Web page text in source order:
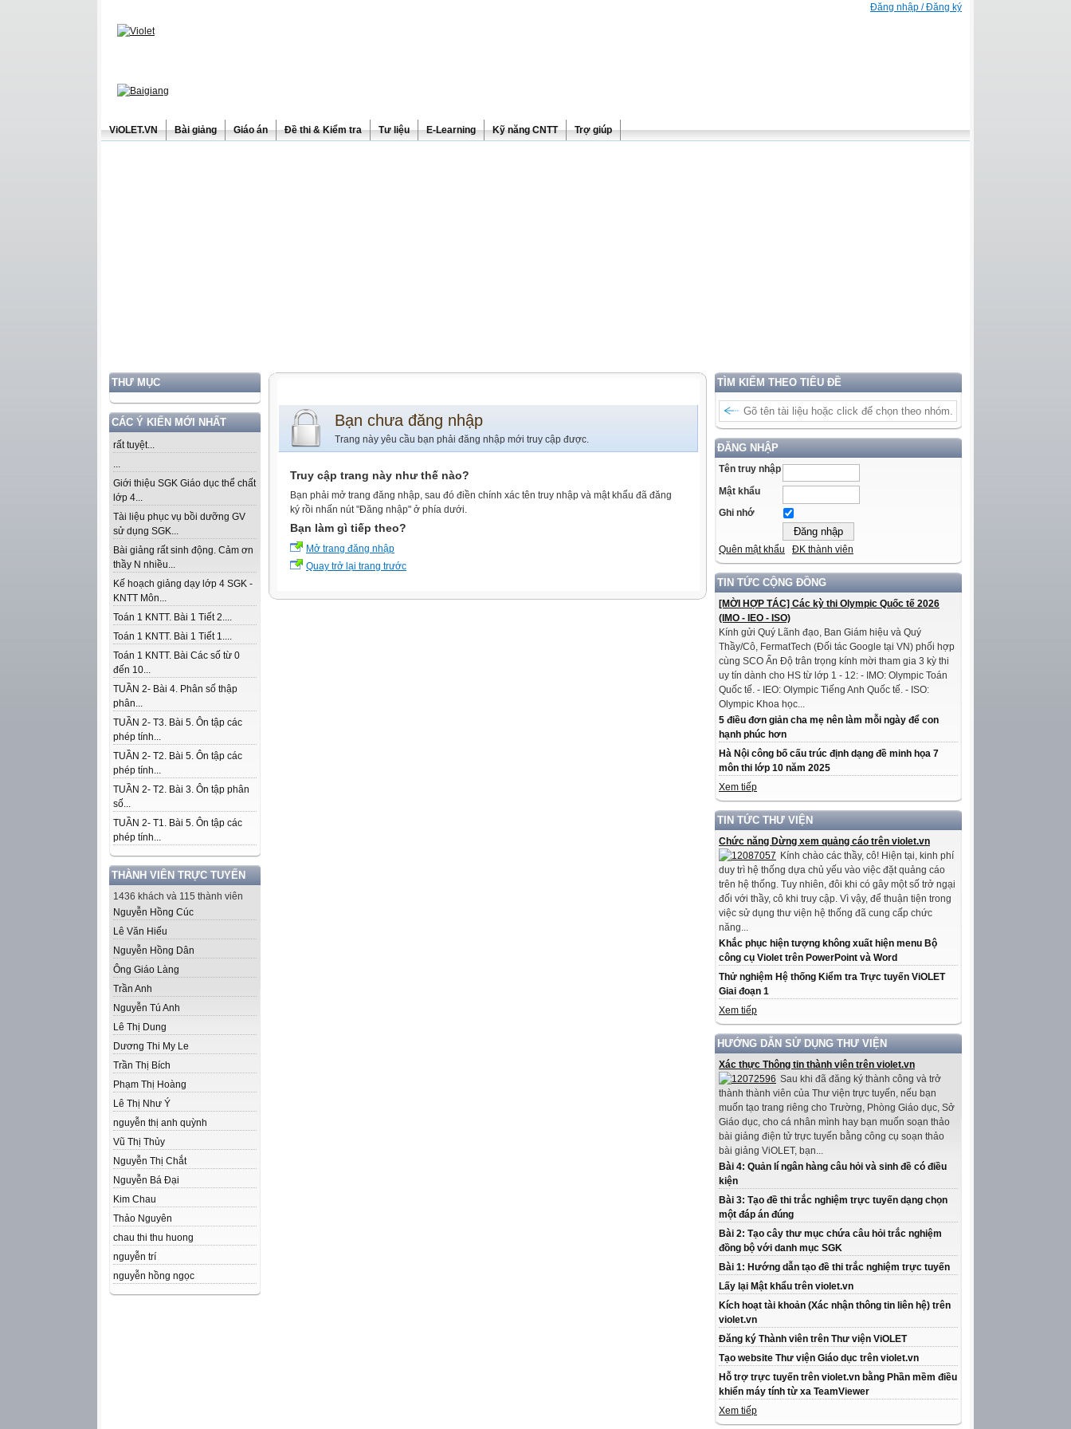
Đăng nhập / Đăng ký
ViOLET.VN Bài giảng Giáo án Đề thi & Kiểm tra Tư liệu E-Learning Kỹ năng CNTT Trợ giúp
THƯ MỤC
CÁC Ý KIẾN MỚI NHẤT
rất tuyệt...
...
Giới thiệu SGK Giáo dục thể chất
lớp 4...
Tài liệu phục vụ bồi dưỡng GV
sử dụng SGK...
Bài giảng rất sinh động. Cảm ơn
thầy N nhiều...
Kế hoạch giảng dạy lớp 4 SGK -
KNTT Môn...
Toán 1 KNTT. Bài 1 Tiết 2....
Toán 1 KNTT. Bài 1 Tiết 1....
Toán 1 KNTT. Bài Các số từ 0
đến 10...
TUẦN 2- Bài 4. Phân số thập
phân...
TUẦN 2- T3. Bài 5. Ôn tập các
phép tính...
TUẦN 2- T2. Bài 5. Ôn tập các
phép tính...
TUẦN 2- T2. Bài 3. Ôn tập phân
số...
TUẦN 2- T1. Bài 5. Ôn tập các
phép tính...
THÀNH VIÊN TRỰC TUYẾN
1436 khách và 115 thành viên
Nguyễn Hồng Cúc
Lê Văn Hiếu
Nguyễn Hồng Dân
Ông Giáo Làng
Trần Anh
Nguyễn Tú Anh
Lê Thị Dung
Dương Thi My Le
Trần Thị Bích
Phạm Thị Hoàng
Lê Thị Như Ý
nguyễn thị anh quỳnh
Vũ Thị Thủy
Nguyễn Thị Chắt
Nguyễn Bá Đại
Kim Chau
Thảo Nguyên
chau thi thu huong
nguyễn trí
nguyễn hồng ngọc
TÌM KIẾM THEO TIÊU ĐỀ
ĐĂNG NHẬP
Tên truy nhập
Mật khẩu
Ghi nhớ
Quên mật khẩu ĐK thành viên
TIN TỨC CỘNG ĐỒNG
[MỜI HỢP TÁC] Các kỳ thi Olympic Quốc tế 2026
(IMO - IEO - ISO)
Kính gửi Quý Lãnh đạo, Ban Giám hiệu và Quý
Thầy/Cô, FermatTech (Đối tác Google tại VN) phối hợp
cùng SCO Ấn Độ trân trọng kính mời tham gia 3 kỳ thi
uy tín dành cho HS từ lớp 1 - 12: - IMO: Olympic Toán
Quốc tế. - IEO: Olympic Tiếng Anh Quốc tế. - ISO:
Olympic Khoa học...
5 điều đơn giản cha mẹ nên làm mỗi ngày để con
hạnh phúc hơn
Hà Nội công bố cấu trúc định dạng đề minh họa 7
môn thi lớp 10 năm 2025
Xem tiếp
TIN TỨC THƯ VIỆN
Chức năng Dừng xem quảng cáo trên violet.vn
Kính chào các thầy, cô! Hiện tại, kinh phí
duy trì hệ thống dựa chủ yếu vào việc đặt quảng cáo
trên hệ thống. Tuy nhiên, đôi khi có gây một số trở ngại
đối với thầy, cô khi truy cập. Vì vậy, để thuận tiện trong
việc sử dụng thư viện hệ thống đã cung cấp chức
năng...
Khắc phục hiện tượng không xuất hiện menu Bộ
công cụ Violet trên PowerPoint và Word
Thử nghiệm Hệ thống Kiểm tra Trực tuyến ViOLET
Giai đoạn 1
Xem tiếp
HƯỚNG DẪN SỬ DỤNG THƯ VIỆN
Xác thực Thông tin thành viên trên violet.vn
Sau khi đã đăng ký thành công và trở
thành thành viên của Thư viện trực tuyến, nếu bạn
muốn tạo trang riêng cho Trường, Phòng Giáo dục, Sở
Giáo dục, cho cá nhân mình hay bạn muốn soạn thảo
bài giảng điện tử trực tuyến bằng công cụ soạn thảo
bài giảng ViOLET, bạn...
Bài 4: Quản lí ngân hàng câu hỏi và sinh đề có điều
kiện
Bài 3: Tạo đề thi trắc nghiệm trực tuyến dạng chọn
một đáp án đúng
Bài 2: Tạo cây thư mục chứa câu hỏi trắc nghiệm
đồng bộ với danh mục SGK
Bài 1: Hướng dẫn tạo đề thi trắc nghiệm trực tuyến
Lấy lại Mật khẩu trên violet.vn
Kích hoạt tài khoản (Xác nhận thông tin liên hệ) trên
violet.vn
Đăng ký Thành viên trên Thư viện ViOLET
Tạo website Thư viện Giáo dục trên violet.vn
Hỗ trợ trực tuyến trên violet.vn bằng Phần mềm điều
khiển máy tính từ xa TeamViewer
Xem tiếp
Bạn chưa đăng nhập
Trang này yêu cầu bạn phải đăng nhập mới truy cập được.
Truy cập trang này như thế nào?
Bạn phải mở trang đăng nhập, sau đó điền chính xác tên truy nhập và mật khẩu đã đăng
ký rồi nhấn nút "Đăng nhập" ở phía dưới.
Bạn làm gì tiếp theo?
Mở trang đăng nhập
Quay trở lại trang trước